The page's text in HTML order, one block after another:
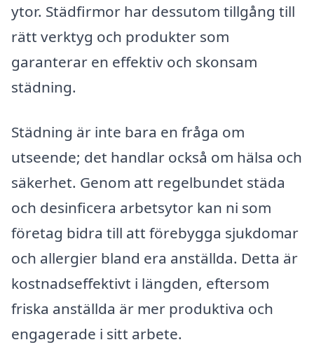
ytor. Städfirmor har dessutom tillgång till
rätt verktyg och produkter som
garanterar en effektiv och skonsam
städning.
Städning är inte bara en fråga om
utseende; det handlar också om hälsa och
säkerhet. Genom att regelbundet städa
och desinficera arbetsytor kan ni som
företag bidra till att förebygga sjukdomar
och allergier bland era anställda. Detta är
kostnadseffektivt i längden, eftersom
friska anställda är mer produktiva och
engagerade i sitt arbete.